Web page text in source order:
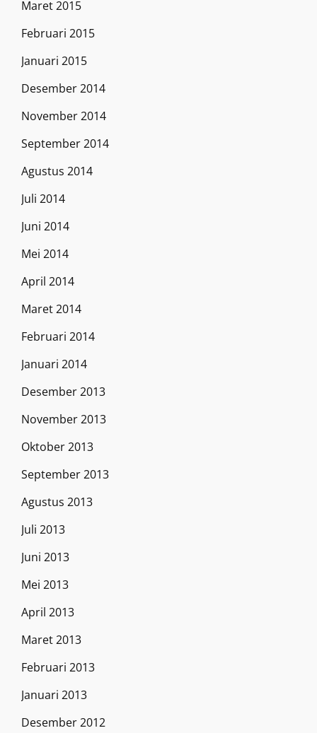
Maret 2015
Februari 2015
Januari 2015
Desember 2014
November 2014
September 2014
Agustus 2014
Juli 2014
Juni 2014
Mei 2014
April 2014
Maret 2014
Februari 2014
Januari 2014
Desember 2013
November 2013
Oktober 2013
September 2013
Agustus 2013
Juli 2013
Juni 2013
Mei 2013
April 2013
Maret 2013
Februari 2013
Januari 2013
Desember 2012